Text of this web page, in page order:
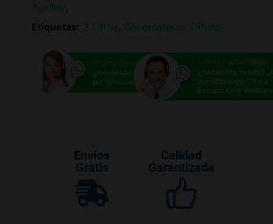
Auxiliar ,
Etiquetas: 3 Litros, Chocolateras, Difriho
Mª José Gavira Online
¿Necesitas ayuda? ¿Hablamos
por Whatsapp?
¿Necesitas ayuda?
por Whatsapp? Para
Extracción y
Envíos
Gratis
Calidad
Garantizada